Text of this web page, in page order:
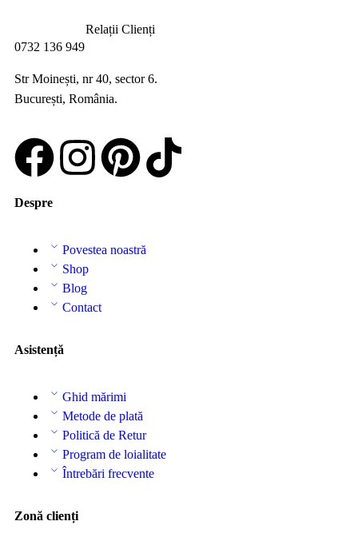
Relații Clienți
0732 136 949
Str Moinești, nr 40, sector 6.
București, România.
Despre
Povestea noastră
Shop
Blog
Contact
Asistență
Ghid mărimi
Metode de plată
Politică de Retur
Program de loialitate
Întrebări frecvente
Zonă clienți